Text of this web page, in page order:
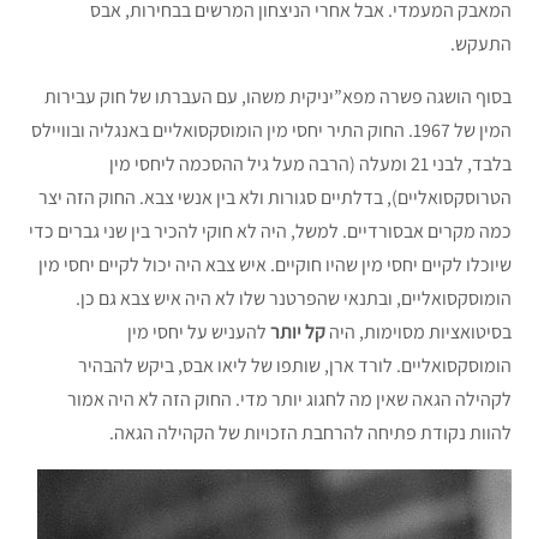
המאבק המעמדי. אבל אחרי הניצחון המרשים בבחירות, אבס
התעקש.
בסוף הושגה פשרה מפא”יניקית משהו, עם העברתו של חוק עבירות
המין של 1967. החוק התיר יחסי מין הומוסקסואליים באנגליה ובוויילס
בלבד, לבני 21 ומעלה (הרבה מעל גיל ההסכמה ליחסי מין
הטרוסקסואליים), בדלתיים סגורות ולא בין אנשי צבא. החוק הזה יצר
כמה מקרים אבסורדיים. למשל, היה לא חוקי להכיר בין שני גברים כדי
שיוכלו לקיים יחסי מין שהיו חוקיים. איש צבא היה יכול לקיים יחסי מין
הומוסקסואליים, ובתנאי שהפרטנר שלו לא היה איש צבא גם כן.
בסיטואציות מסוימות, היהקל יותרלהעניש על יחסי מין
הומוסקסואליים. לורד ארן, שותפו של ליאו אבס, ביקש להבהיר
לקהילה הגאה שאין מה לחגוג יותר מדי. החוק הזה לא היה אמור
להוות נקודת פתיחה להרחבת הזכויות של הקהילה הגאה.